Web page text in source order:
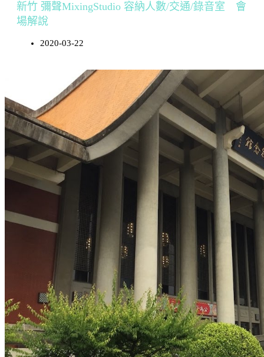
新竹 彌聲MixingStudio 容納人數/交通/錄音室 會
場解說
2020-03-22